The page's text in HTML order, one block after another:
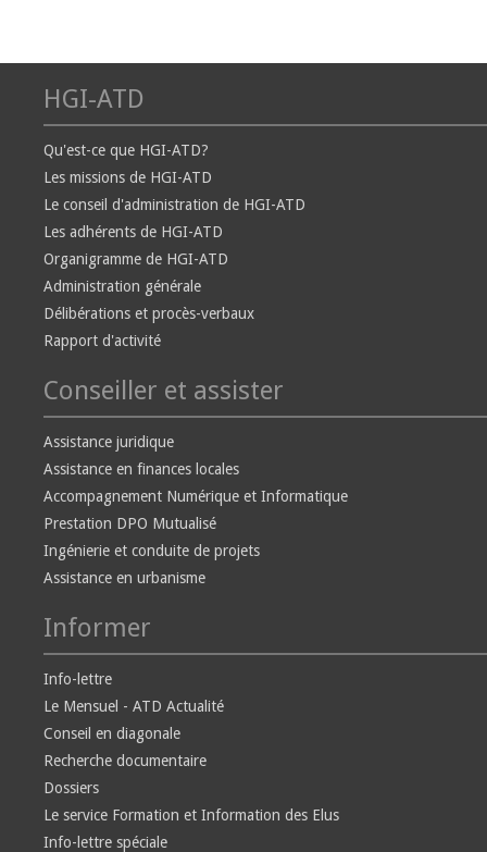
HGI-ATD
Qu'est-ce que HGI-ATD?
Les missions de HGI-ATD
Le conseil d'administration de HGI-ATD
Les adhérents de HGI-ATD
Organigramme de HGI-ATD
Administration générale
Délibérations et procès-verbaux
Rapport d'activité
Conseiller et assister
Assistance juridique
Assistance en finances locales
Accompagnement Numérique et Informatique
Prestation DPO Mutualisé
Ingénierie et conduite de projets
Assistance en urbanisme
Informer
Info-lettre
Le Mensuel - ATD Actualité
Conseil en diagonale
Recherche documentaire
Dossiers
Le service Formation et Information des Elus
Info-lettre spéciale